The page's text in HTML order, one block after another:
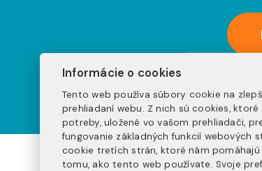
Informácie o cookies
Tento web používa súbory cookie na
prehliadaní webu. Z nich sú cookies,
potreby, uložené vo vašom prehliadači,
fungovanie základných funkcií webových
cookie tretích strán, ktoré nám
tomu, ako tento web používate. Svoje